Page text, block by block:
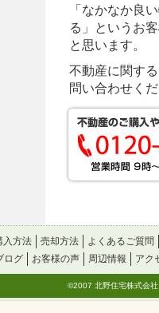
「なかなか良
る」というお
と思います。
不動産に関す
問い合わせく
入方法 売却方法
よくあるご質問
ログ お客様の声 周辺情報 アク
©2007 北野住宅株式会